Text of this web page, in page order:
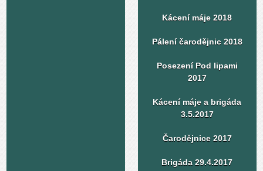
Kácení máje 2018
Pálení čarodějnic 2018
Posezení Pod lipami
2017
Kácení máje a brigáda
3.5.2017
Čarodějnice 2017
Brigáda 29.4.2017